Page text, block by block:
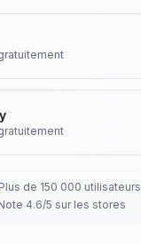
de 150 000 utilisateurs
4.6/5 sur les stores